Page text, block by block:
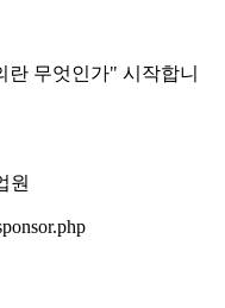
무엇인가" 시작합니
원